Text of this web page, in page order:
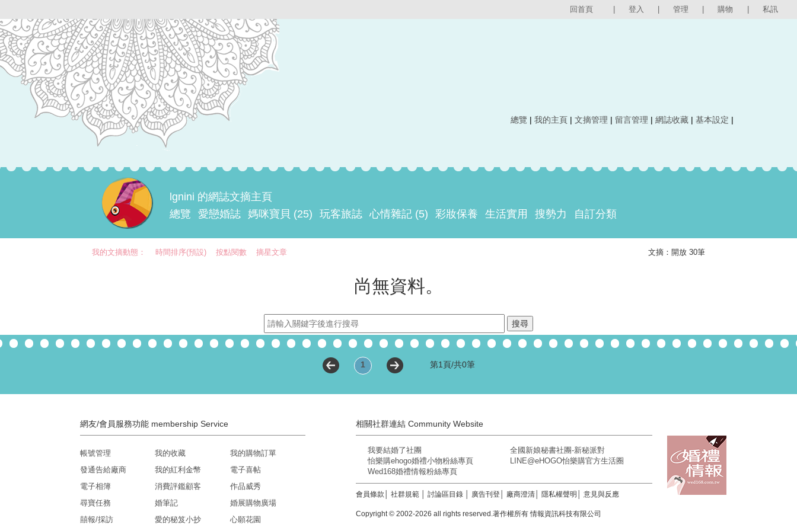
回首頁 登入 管理 購物 私訊
總覽 | 我的主頁 | 文摘管理 | 留言管理 | 網誌收藏 | 基本設定 |
lgnini 的網誌文摘主頁
總覽
愛戀婚誌 媽咪寶貝 (25) 玩客旅誌 心情雜記 (5) 彩妝保養 生活實用 搜勢力 自訂分類
我的文摘動態： 時間排序(預設) 按點閱數 摘星文章 文摘：開放 30筆
尚無資料。
1 第1頁/共0筆
網友/會員服務功能 membership Service
帳號管理 我的收藏
我的購物訂單
發通告給廠商
我的紅利金幣
電子喜帖
電子相簿
消費評鑑顧客
作品威秀
尋寶任務
婚筆記
婚展購物廣場
囍報/採訪
愛的秘笈小抄 心願花園
相關社群連結 Community Website
我要結婚了社團
全國新娘秘書社團-新秘派對
怡樂購ehogo婚禮小物粉絲專頁
LINE@eHOGO怡樂購官方生活圈
Wed168婚禮情報粉絲專頁
會員條款 │社群規範 │討論區目錄 廣告刊登 廠商澄清 隱私權聲明 │意見與反應
Copyright © 2002-2026 all rights reserved.著作權所有 情報資訊科技有限公司